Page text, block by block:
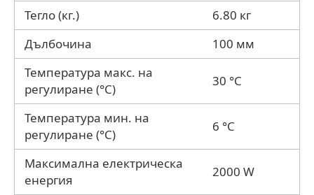
Тегло (кг.)
6.80 кг
Дълбочина
100 мм
Температура макс. на
регулиране (°C)
30 °C
Температура мин. на
регулиране (°C)
6 °C
Максимална електрическа
енергия
2000 W